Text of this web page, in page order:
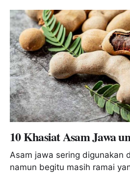
10 Khasiat Asam Jawa
Asam jawa sering digunakan
namun begitu masih ramai